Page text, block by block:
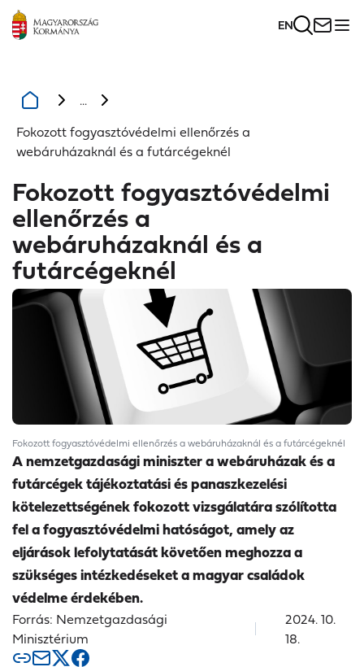
EN
...
Fokozott fogyasztóvédelmi ellenőrzés a
webáruházaknál és a futárcégeknél
Fokozott fogyasztóvédelmi
ellenőrzés a
webáruházaknál és a
futárcégeknél
Fokozott fogyasztóvédelmi ellenőrzés a webáruházaknál és a futárcégeknél
A nemzetgazdasági miniszter a webáruházak és a
futárcégek tájékoztatási és panaszkezelési
kötelezettségének fokozott vizsgálatára szólította
fel a fogyasztóvédelmi hatóságot, amely az
eljárások lefolytatását követően meghozza a
szükséges intézkedéseket a magyar családok
védelme érdekében.
Forrás: Nemzetgazdasági
Minisztérium
2024. 10.
18.